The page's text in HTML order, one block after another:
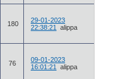
180
29-01-2023
22:38:21
alippa
76
09-01-2023
16:01:21
alippa